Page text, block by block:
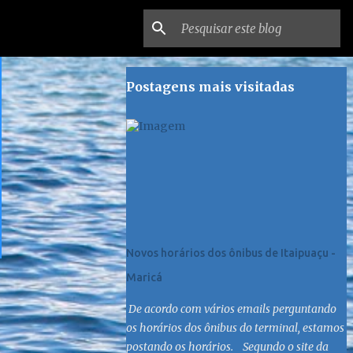
Postagens mais visitadas
Novos horários dos ônibus de Itaipuaçu -
Maricá
De acordo com vários emails perguntando
os horários dos ônibus do terminal, estamos
postando os horários. Segundo o site da